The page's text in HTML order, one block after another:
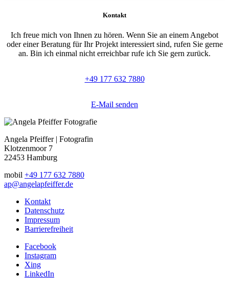
Kontakt
Ich freue mich von Ihnen zu hören. Wenn Sie an einem Angebot
oder einer Beratung für Ihr Projekt interessiert sind, rufen Sie gerne
an. Bin ich einmal nicht erreichbar rufe ich Sie gern zurück.
+49 177 632 7880
E-Mail senden
Angela Pfeiffer | Fotografin
Klotzenmoor 7
22453 Hamburg
mobil +49 177 632 7880
ap@angelapfeiffer.de
Kontakt
Datenschutz
Impressum
Barrierefreiheit
Facebook
Instagram
Xing
LinkedIn